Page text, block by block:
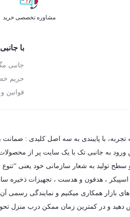
مشاوره تخصصی خرید
با
جانبی
حریم
قوانین
با پایبندی به سه اصل کلیدی :
به جانبی تک با یک سایت پر از
و سطح تولید به شعار سازمانی خود یعنی
اسپیکر ، هدفون و هدست ، تجهیزات ذخیره
بازار همکاری میکنیم و نمایندگی رسمی
و در کمترین زمان ممکن درب منزل